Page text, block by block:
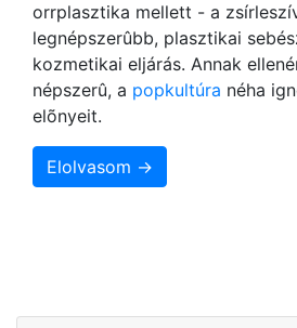
orrplasztika mellett - a
legnépszerûbb, plasztikai
kozmetikai eljárás. Annak
népszerû, a popkultúra néha
elõnyeit.
Elolvasom →